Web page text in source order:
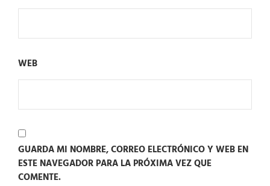
WEB
GUARDA MI NOMBRE, CORREO ELECTRÓNICO Y WEB EN
ESTE NAVEGADOR PARA LA PRÓXIMA VEZ QUE
COMENTE.